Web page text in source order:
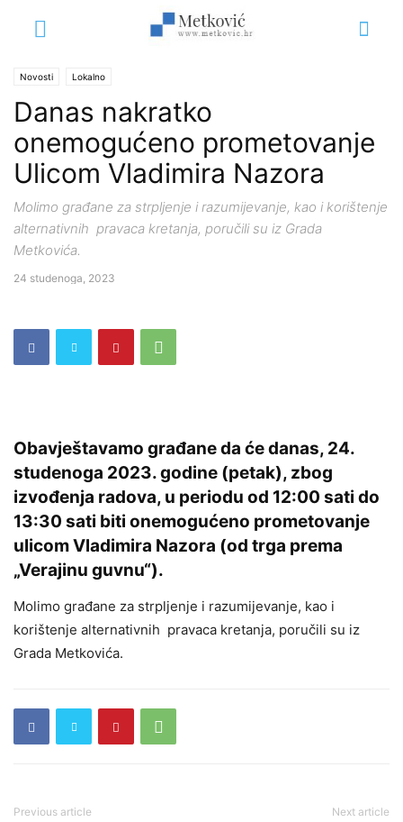
Novosti Lokalno
Danas nakratko
onemogućeno prometovanje
Ulicom Vladimira Nazora
Molimo građane za strpljenje i razumijevanje, kao i korištenje
alternativnih pravaca kretanja, poručili su iz Grada
Metkovića.
24 studenoga, 2023
Obavještavamo građane da će danas, 24.
studenoga 2023. godine (petak), zbog
izvođenja radova, u periodu od 12:00 sati do
13:30 sati biti onemogućeno prometovanje
ulicom Vladimira Nazora (od trga prema
„Verajinu guvnu“).
Molimo građane za strpljenje i razumijevanje, kao i
korištenje alternativnih pravaca kretanja, poručili su iz
Grada Metkovića.
Previous article Next article